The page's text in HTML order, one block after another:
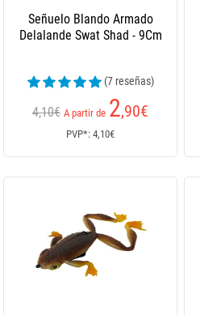
Señuelo Blando Armado
Delalande Swat Shad - 9Cm
(7 reseñas)
4,10€ A partir de 2,90€
PVP*: 4,10€